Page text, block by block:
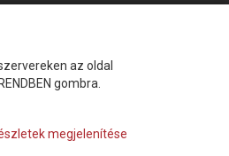
az oldal
gombra.
megjelenítése